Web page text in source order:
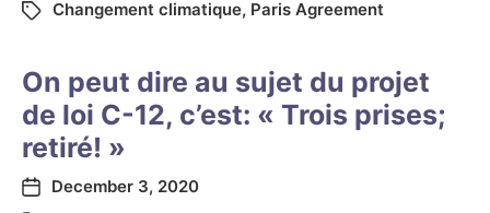
Changement climatique, Paris Agreement
On peut dire au sujet du projet
de loi C-12, c’est: « Trois prises;
retiré! »
December 3, 2020